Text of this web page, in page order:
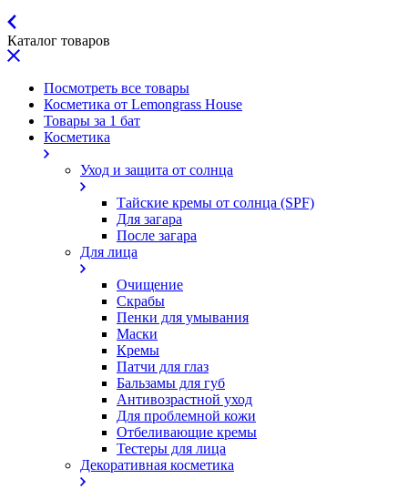
Каталог товаров
Посмотреть все товары
Косметика от Lemongrass House
Товары за 1 бат
Косметика
Уход и защита от солнца
Тайские кремы от солнца (SPF)
Для загара
После загара
Для лица
Очищение
Скрабы
Пенки для умывания
Маски
Кремы
Патчи для глаз
Бальзамы для губ
Антивозрастной уход
Для проблемной кожи
Oтбеливающие кремы
Тестеры для лица
Декоративная косметика